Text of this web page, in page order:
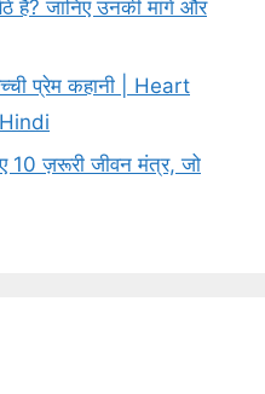
हैं? जानिए उनकी मांगें और
प्रेम कहानी | Heart
ज़रूरी जीवन मंत्र, जो